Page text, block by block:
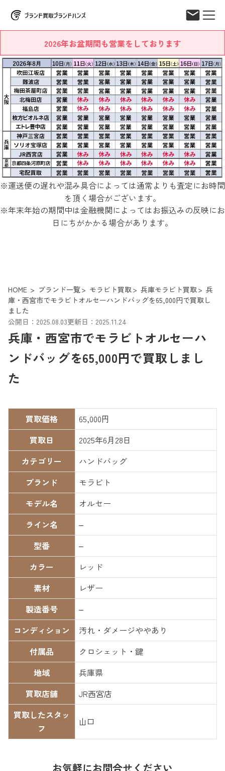
2026年お盆期間も営業をしております
※運送便の遅れや混み具合によっては通常よりも査定にお時間
を頂く場合がございます。
※年末年始の期間中は金融機関によってはお振込みの反映にお
日にちがかかる場合があります。
HOME ブランド一覧 モラビト買取 兵庫モラビト買取
兵
庫・西宮市でモラビトオルセーハンドバッグを65,000円で買取し
ました
公開日：2025.08.03更新日：2025.11.24
兵庫・西宮市でモラビトオルセーハ
ンドバッグを65,000円で買取しまし
た
買取価格
65,000円
買取日
2025年6月28日
カテゴリー
ハンドバッグ
ブランド
モラビト
モデル名
オルセー
ライン名
–
型番
–
カラー
レッド
素材
レザー
製造番号
–
コンディション
汚れ・ダメージややあり
付属品
クロシェット・鍵
地域
兵庫県
買取店舗
JR西宮店
買取したスタッ
フ
山口
お気軽にお問合せください